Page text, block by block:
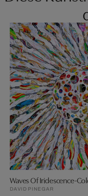
Waves Of Iridescence-
DAVID PINEGAR